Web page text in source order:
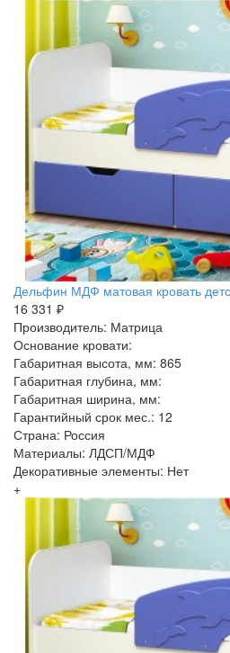
Дельфин МДФ матовая кровать
16 331 ₽
Производитель: Матрица
Основание кровати:
Габаритная высота, мм: 865
Габаритная глубина, мм:
Габаритная ширина, мм:
Гарантийный срок мес.: 12
Страна: Россия
Материалы: ЛДСП/МДФ
Декоративные элементы: Нет
+